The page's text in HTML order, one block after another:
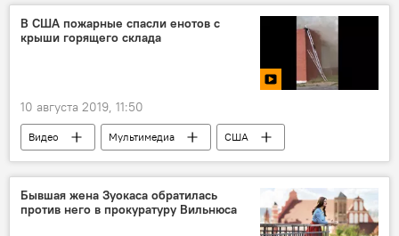
Донбасс
В США пожарные спасли енотов с
крыши горящего склада
10 августа 2019, 11:50
Видео Мультимедиа
США
пожарные
животные
Бывшая жена Зуокаса обратилась
против него в прокуратуру Вильнюса